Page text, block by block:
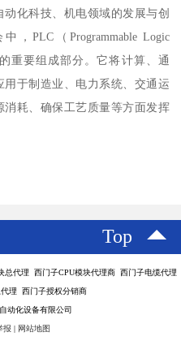
化科技、机电领域的发展与创
PLC（Programmable Logic
重要组成部分。它将计算、通
于制造业、电力系统、交通运
耗、确保工艺质量等方面发挥
Top
总代理 西门子CPU模块代理商 西门子电缆代理
理 西门子授权分销商
动化设备有限公司
报 | 网站地图